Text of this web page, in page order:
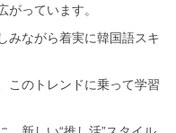
っています。
みながら着実に韓国語スキ
このトレンドに乗って学習